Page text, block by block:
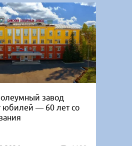
завод
юбилей — 60 лет со